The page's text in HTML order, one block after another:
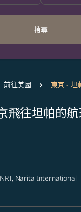
搜尋
前往美國 東京 - 坦
飛往坦帕的
的票價，請調整篩選